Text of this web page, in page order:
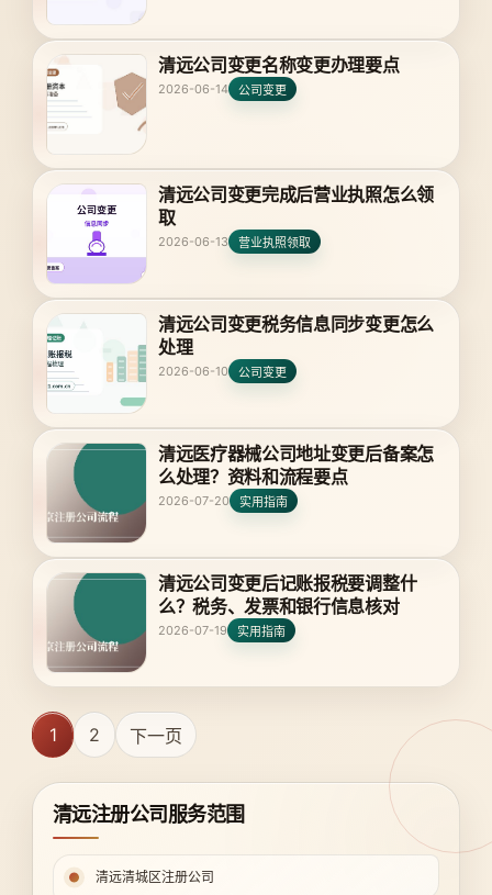
清远公司变更名称变更办理要点
2026-06-14 公司变更
清远公司变更完成后营业执照怎么领
取
2026-06-13 营业执照领取
清远公司变更税务信息同步变更怎么
处理
2026-06-10 公司变更
清远医疗器械公司地址变更后备案怎
么处理？资料和流程要点
2026-07-20 实用指南
清远公司变更后记账报税要调整什
么？税务、发票和银行信息核对
2026-07-19 实用指南
1 2 下一页
清远注册公司服务范围
清远清城区注册公司